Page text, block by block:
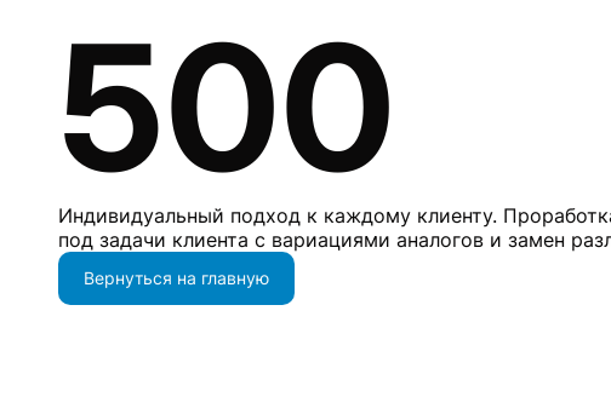
500
Индивидуальный подход к каждому клиенту.
под задачи клиента с вариациями аналогов и замен
Вернуться на главную